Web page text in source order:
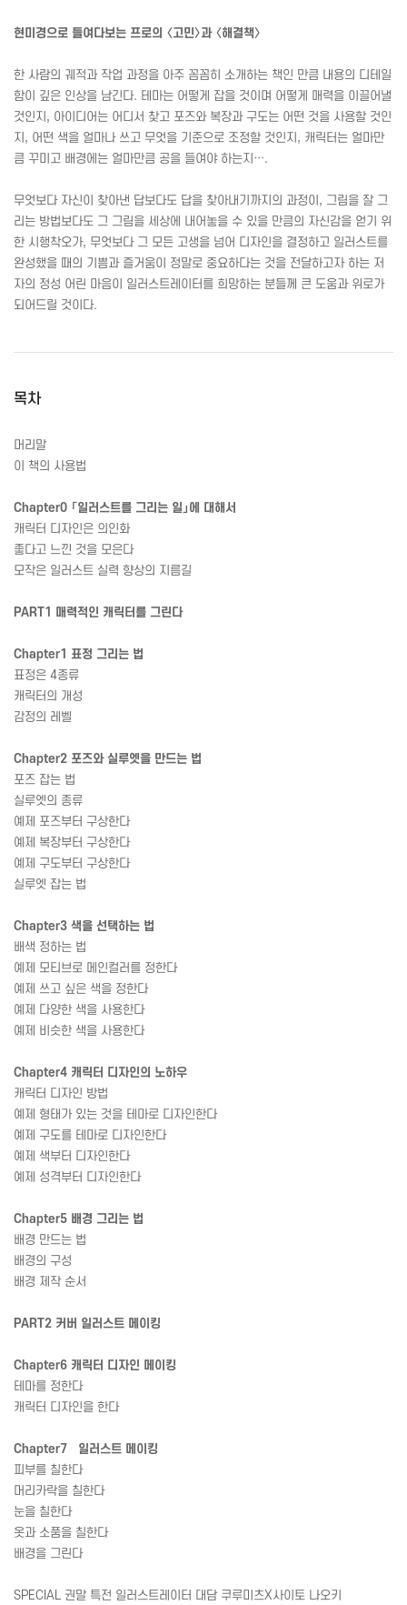
현미경으로 들여다보는 프로의 〈고민〉과 〈해결책〉
한 사람의 궤적과 작업 과정을 아주 꼼꼼히 소개하는 책인 만큼 내용의 디테일
함이 깊은 인상을 남긴다. 테마는 어떻게 잡을 것이며 어떻게 매력을 이끌어낼
것인지, 아이디어는 어디서 찾고 포즈와 복장과 구도는 어떤 것을 사용할 것인
지, 어떤 색을 얼마나 쓰고 무엇을 기준으로 조정할 것인지, 캐릭터는 얼마만
큼 꾸미고 배경에는 얼마만큼 공을 들여야 하는지….
무엇보다 자신이 찾아낸 답보다도 답을 찾아내기까지의 과정이, 그림을 잘 그
리는 방법보다도 그 그림을 세상에 내어놓을 수 있을 만큼의 자신감을 얻기 위
한 시행착오가, 무엇보다 그 모든 고생을 넘어 디자인을 결정하고 일러스트를
완성했을 때의 기쁨과 즐거움이 정말로 중요하다는 것을 전달하고자 하는 저
자의 정성 어린 마음이 일러스트레이터를 희망하는 분들께 큰 도움과 위로가
되어드릴 것이다.
목차
머리말
이 책의 사용법
Chapter0 「일러스트를 그리는 일」에 대해서
캐릭터 디자인은 의인화
좋다고 느낀 것을 모은다
모작은 일러스트 실력 향상의 지름길
PART1 매력적인 캐릭터를 그린다
Chapter1 표정 그리는 법
표정은 4종류
캐릭터의 개성
감정의 레벨
Chapter2 포즈와 실루엣을 만드는 법
포즈 잡는 법
실루엣의 종류
예제 포즈부터 구상한다
예제 복장부터 구상한다
예제 구도부터 구상한다
실루엣 잡는 법
Chapter3 색을 선택하는 법
배색 정하는 법
예제 모티브로 메인컬러를 정한다
예제 쓰고 싶은 색을 정한다
예제 다양한 색을 사용한다
예제 비슷한 색을 사용한다
Chapter4 캐릭터 디자인의 노하우
캐릭터 디자인 방법
예제 형태가 있는 것을 테마로 디자인한다
예제 구도를 테마로 디자인한다
예제 색부터 디자인한다
예제 성격부터 디자인한다
Chapter5 배경 그리는 법
배경 만드는 법
배경의 구성
배경 제작 순서
PART2 커버 일러스트 메이킹
Chapter6 캐릭터 디자인 메이킹
테마를 정한다
캐릭터 디자인을 한다
Chapter7 일러스트 메이킹
피부를 칠한다
머리카락을 칠한다
눈을 칠한다
옷과 소품을 칠한다
배경을 그린다
SPECIAL 권말 특전 일러스트레이터 대담 쿠루미츠X사이토 나오키